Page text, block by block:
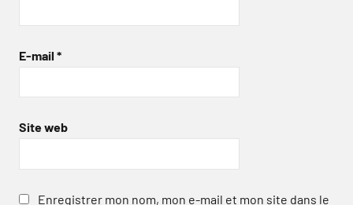
E-mail *
Site web
Enregistrer mon nom, mon e-mail et mon site dans le